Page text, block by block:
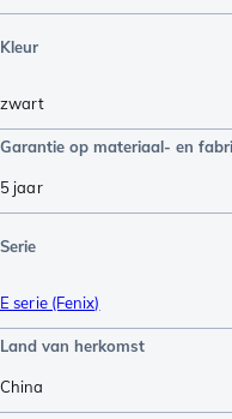
Kleur
zwart
Garantie op materiaal- en
5 jaar
Serie
E serie (Fenix)
Land van herkomst
China